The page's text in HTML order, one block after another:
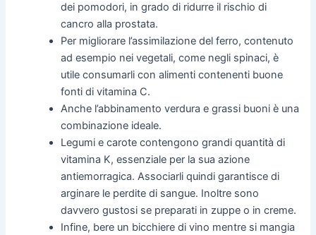
dei pomodori, in grado di ridurre il rischio di
cancro alla prostata.
Per migliorare l’assimilazione del ferro, contenuto
ad esempio nei vegetali, come negli spinaci, è
utile consumarli con alimenti contenenti buone
fonti di vitamina C.
Anche l’abbinamento verdura e grassi buoni è una
combinazione ideale.
Legumi e carote contengono grandi quantità di
vitamina K, essenziale per la sua azione
antiemorragica. Associarli quindi garantisce di
arginare le perdite di sangue. Inoltre sono
davvero gustosi se preparati in zuppe o in creme.
Infine, bere un bicchiere di vino mentre si mangia